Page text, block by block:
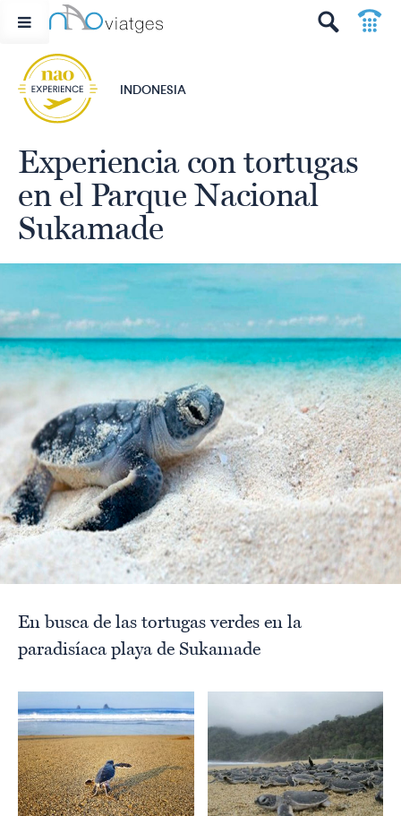
INDONESIA
Experiencia con tortugas
en el Parque Nacional
Sukamade
En busca de las tortugas verdes en la
paradisíaca playa de Sukamade
t
p